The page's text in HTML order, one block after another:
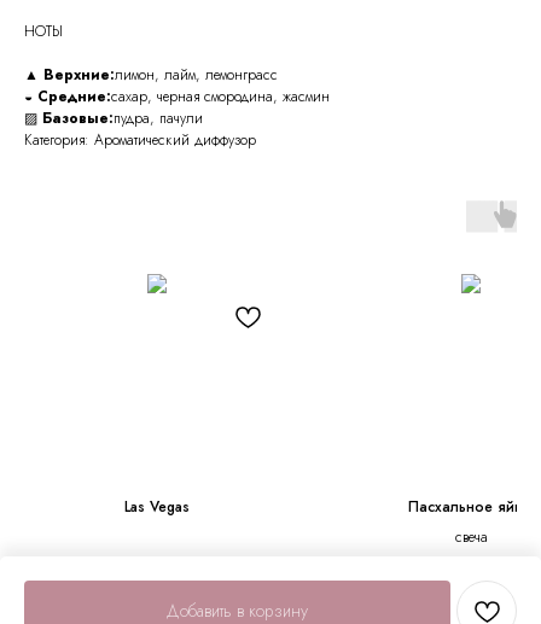
Добавить в корзину
НОТЫ
▲ Верхние:лимон, лайм, лемонграсс
◒ Средние:сахар, черная смородина, жасмин
▨ Базовые:пудра, пачули
Категория: Ароматический диффузор
Las Vegas
Пасхальное яйцо
свеча